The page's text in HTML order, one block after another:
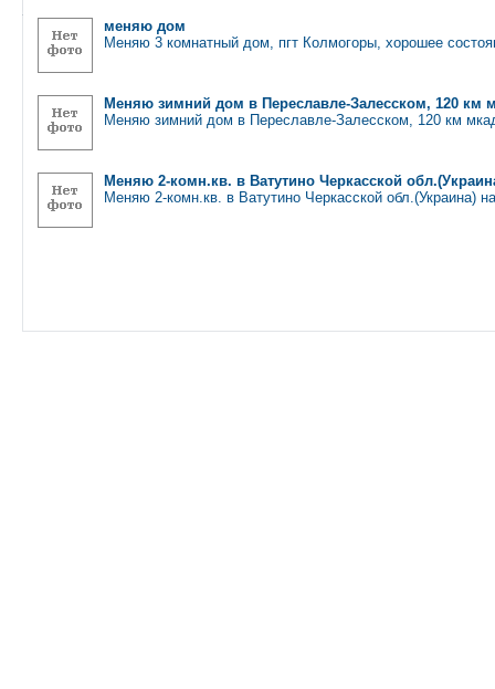
меняю дом
Меняю 3 комнатный дом, пгт Колмогоры, хорошее
Меняю зимний дом в Переславле-Залесском, 120 км
Меняю зимний дом в Переславле-Залесском, 120 км
Меняю 2-комн.кв. в Ватутино Черкасской
Меняю 2-комн.кв. в Ватутино Черкасской обл.(Украина)